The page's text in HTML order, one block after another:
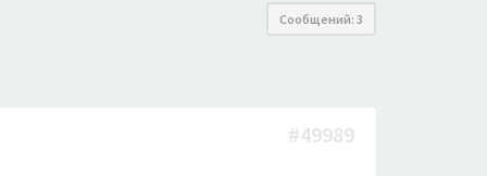
Сообщений: 3
#49989